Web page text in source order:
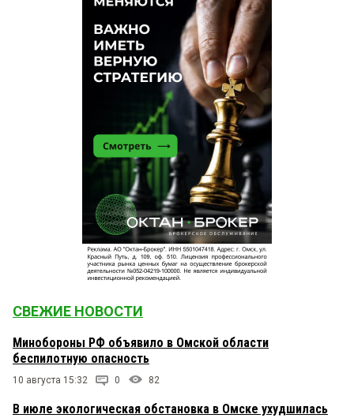
СВЕЖИЕ НОВОСТИ
Минобороны РФ объявило в Омской области
беспилотную опасность
10 августа 15:32 0 82
В июле экологическая обстановка в Омске ухудшилась